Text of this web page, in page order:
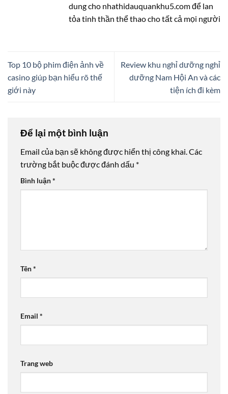
dung cho nhathidauquankhu5.com để lan
tỏa tinh thần thể thao cho tất cả mọi người
Top 10 bộ phim điện ảnh về
casino giúp bạn hiểu rõ thế
giới này
Review khu nghỉ dưỡng nghỉ
dưỡng Nam Hội An và các
tiện ích đi kèm
Để lại một bình luận
Email của bạn sẽ không được hiển thị công khai.Các
trường bắt buộc được đánh dấu *
Bình luận*
Tên*
Email *
Trang web